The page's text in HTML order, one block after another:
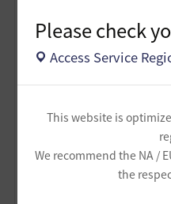
Please check
Access Service
This website is
We recommend the NA /
the
無事「逆流したガーモ